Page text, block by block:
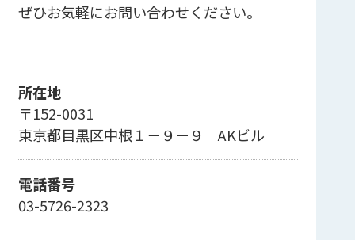
ぜひお気軽にお問い合わせください。
所在地
〒152-0031
東京都目黒区中根１－９－９ AKビル
電話番号
03-5726-2323